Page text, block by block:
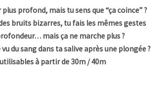
plus profond, mais tu sens que “ça coince” ?
bruits bizarres, tu fais les mêmes gestes
mais ça ne marche plus ?
vu du sang dans ta salive après une plongée ?
à partir de 30m / 40m